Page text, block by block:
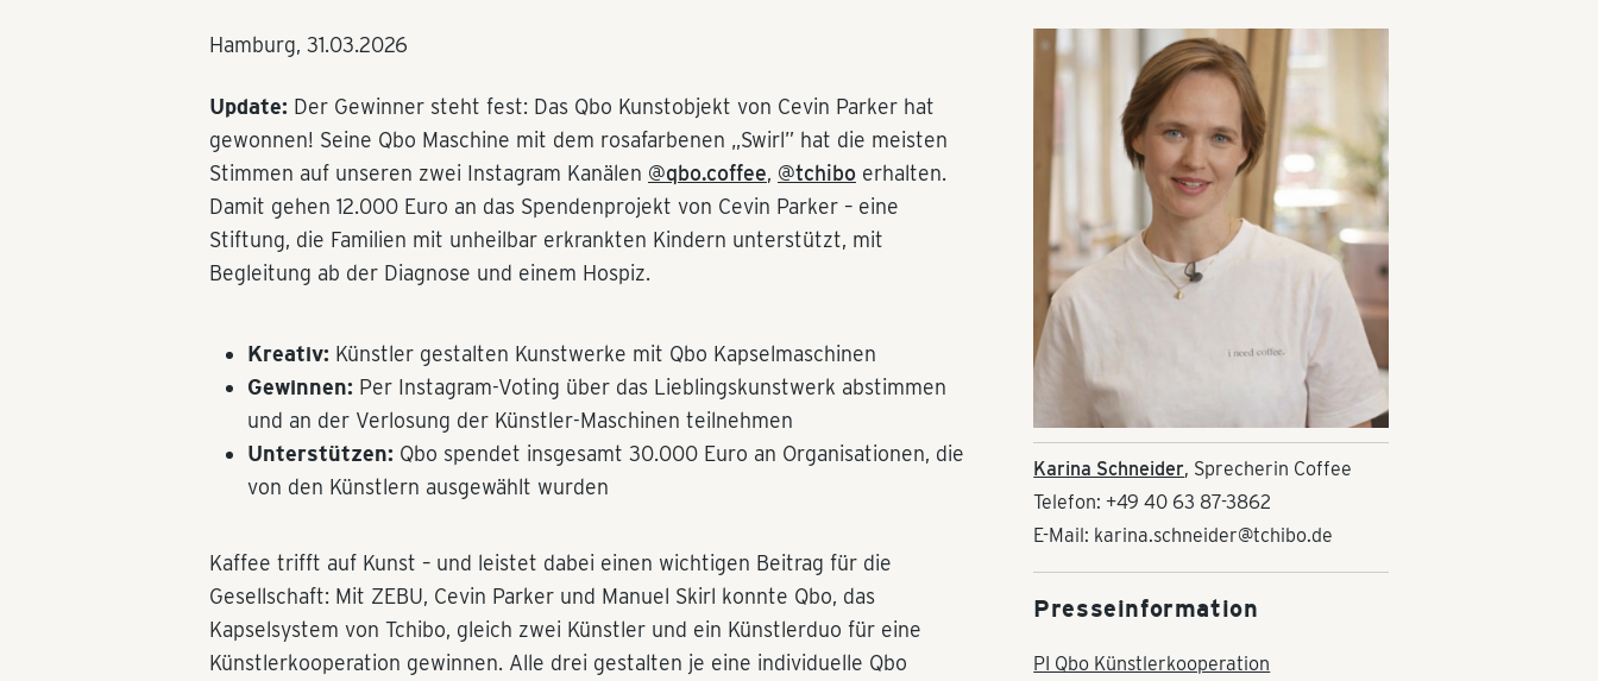
Hamburg, 31.03.2026
Update: Der Gewinner steht fest: Das Qbo Kunstobjekt von Cevin Parker hat
gewonnen! Seine Qbo Maschine mit dem rosafarbenen „Swirl” hat die meisten
Stimmen auf unseren zwei Instagram Kanälen @qbo.coffee, @tchibo erhalten.
Damit gehen 12.000 Euro an das Spendenprojekt von Cevin Parker – eine
Stiftung, die Familien mit unheilbar erkrankten Kindern unterstützt, mit
Begleitung ab der Diagnose und einem Hospiz.
Kreativ: Künstler gestalten Kunstwerke mit Qbo Kapselmaschinen
Gewinnen: Per Instagram-Voting über das Lieblingskunstwerk abstimmen
und an der Verlosung der Künstler-Maschinen teilnehmen
Unterstützen: Qbo spendet insgesamt 30.000 Euro an Organisationen, die
von den Künstlern ausgewählt wurden
Kaffee trifft auf Kunst – und leistet dabei einen wichtigen Beitrag für die
Gesellschaft: Mit ZEBU, Cevin Parker und Manuel Skirl konnte Qbo, das
Kapselsystem von Tchibo, gleich zwei Künstler und ein Künstlerduo für eine
Künstlerkooperation gewinnen. Alle drei gestalten je eine individuelle Qbo
Karina Schneider, Sprecherin Coffee
Telefon: +49 40 63 87-3862
E-Mail: karina.schneider@tchibo.de
Presseinformation
PI Qbo Künstlerkooperation